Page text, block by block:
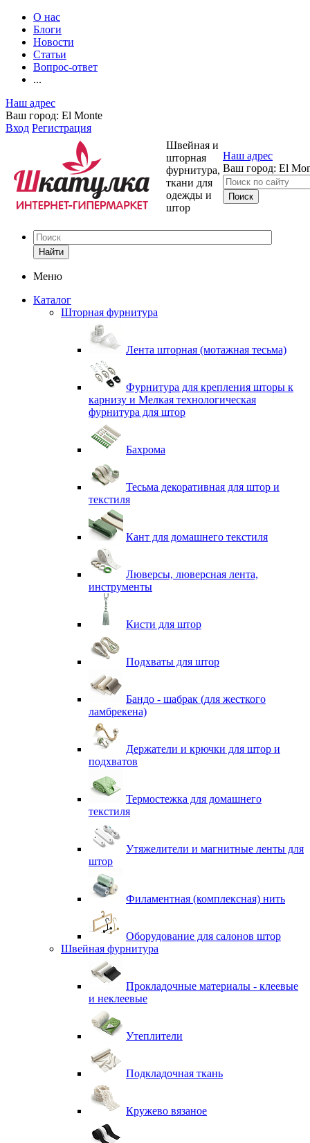
О нас
Блоги
Новости
Статьи
Вопрос-ответ
...
Наш адрес
Ваш город: El Monte
Вход Регистрация
Швейная и
шторная
фурнитура,
ткани для
одежды и
штор
Наш адрес
Ваш город: El
Найти
Меню
Каталог
Шторная фурнитура
Лента шторная (мотажная тесьма)
Фурнитура для крепления шторы к
карнизу и Мелкая технологическая
фурнитура для штор
Бахрома
Тесьма декоративная для штор и
текстиля
Кант для домашнего текстиля
Люверсы, люверсная лента,
инструменты
Кисти для штор
Подхваты для штор
Бандо - шабрак (для жесткого
ламбрекена)
Держатели и крючки для штор и
подхватов
Термостежка для домашнего
текстиля
Утяжелители и магнитные ленты для
штор
Филаментная (комплексная) нить
Оборудование для салонов штор
Швейная фурнитура
Прокладочные материалы - клеевые
и неклеевые
Утеплители
Подкладочная ткань
Кружево вязаное